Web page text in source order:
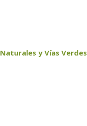
y Vías Verdes